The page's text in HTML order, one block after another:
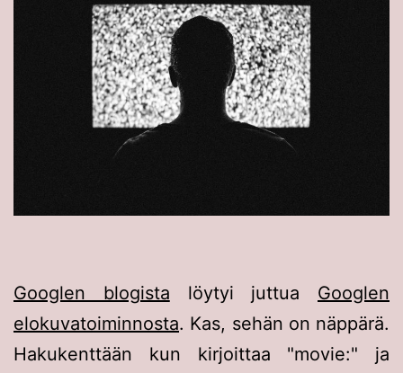
Googlen blogista löytyi juttua Googlen
elokuvatoiminnosta. Kas, sehän on näppärä.
Hakukenttään kun kirjoittaa "movie:" ja